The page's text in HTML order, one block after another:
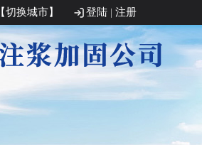
【切换城市】 登陆 | 注册